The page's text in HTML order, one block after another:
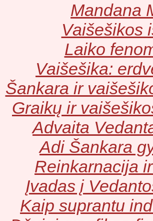
Mandana
Vaišešikos
Laiko
Vaišešika:
Šankara ir
Graikų ir
Advaita
Adi Šankara
Reinkarnacija
Įvadas į
Kaip suprantu